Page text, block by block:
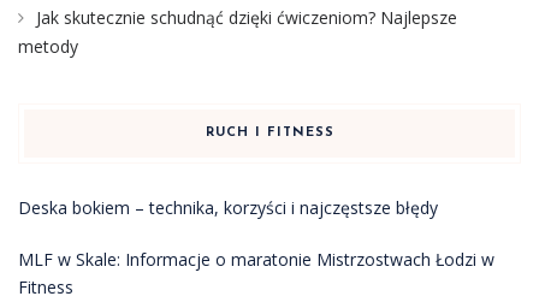
Jak skutecznie schudnąć dzięki ćwiczeniom? Najlepsze
metody
RUCH I FITNESS
Deska bokiem – technika, korzyści i najczęstsze błędy
MLF w Skale: Informacje o maratonie Mistrzostwach Łodzi w
Fitness